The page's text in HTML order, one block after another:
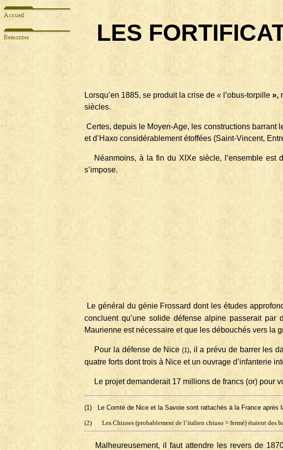
LES
Lorsqu’en 1885, se produit la crise de « l’obus-torpille »,
siècles.
Certes, depuis le Moyen-Age, les constructions barrant
et d’Haxo considérablement étoffées (Saint-Vincent,
Néanmoins, à la fin du XIXe siècle, l’ensemble est
s’impose.
Le général du génie Frossard dont les études
concluent qu’une solide défense alpine passerait
Maurienne est nécessaire et que les débouchés vers la
Pour la défense de Nice (1), il a prévu de barrer les
quatre forts dont trois à Nice et un ouvrage d’infanterie
Le projet demanderait 17 millions de francs (or) pour
(1) Le Comté de Nice et la Savoie sont rattachés à la France après
(2) Les Chiuses (probablement de l’italien chiuso = fermé) étaient des
Malheureusement, il faut attendre les revers de